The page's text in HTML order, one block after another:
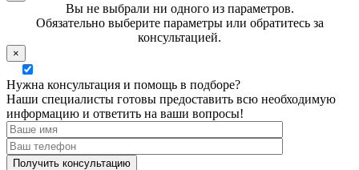
Вы не выбрали ни одного из параметров.
Обязательно выберите параметры или обратитесь за
консультацией.
×
Нужна консультация и помощь в подборе?
Наши специалисты готовы предоставить всю необходимую
информацию и ответить на ваши вопросы!